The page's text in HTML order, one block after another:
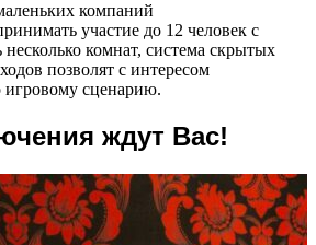
компаний
участие до 12 человек с
комнат, система скрытых
позволят с интересом
игровому сценарию.
ждут Вас!